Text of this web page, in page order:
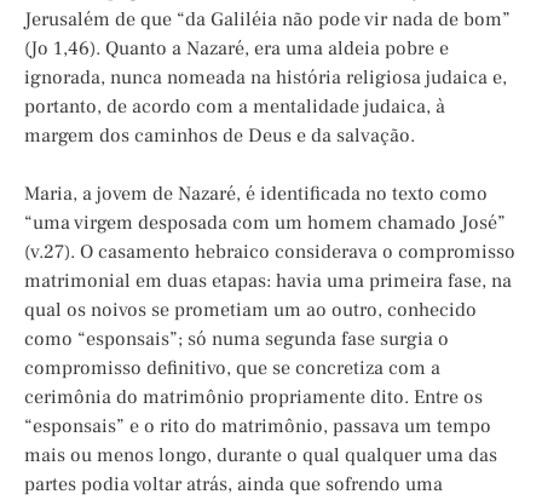
Jerusalém de que “da Galiléia não pode vir nada de bom”
(Jo 1,46). Quanto a Nazaré, era uma aldeia pobre e
ignorada, nunca nomeada na história religiosa judaica e,
portanto, de acordo com a mentalidade judaica, à
margem dos caminhos de Deus e da salvação.
Maria, a jovem de Nazaré, é identificada no texto como
“uma virgem desposada com um homem chamado José”
(v.27). O casamento hebraico considerava o compromisso
matrimonial em duas etapas: havia uma primeira fase, na
qual os noivos se prometiam um ao outro, conhecido
como “esponsais”; só numa segunda fase surgia o
compromisso definitivo, que se concretiza com a
cerimônia do matrimônio propriamente dito. Entre os
“esponsais” e o rito do matrimônio, passava um tempo
mais ou menos longo, durante o qual qualquer uma das
partes podia voltar atrás, ainda que sofrendo uma